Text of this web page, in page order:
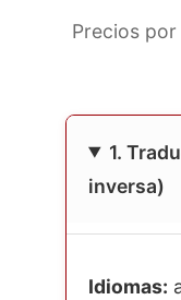
Precios
1.
inversa)
Idiomas: